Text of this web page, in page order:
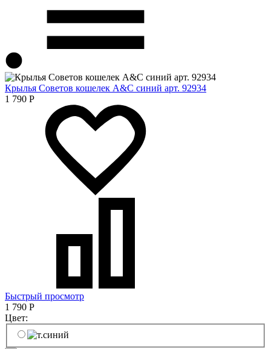
Крылья Советов кошелек A&C синий арт. 92934
1 790 Р
Быстрый просмотр
1 790 Р
Цвет: